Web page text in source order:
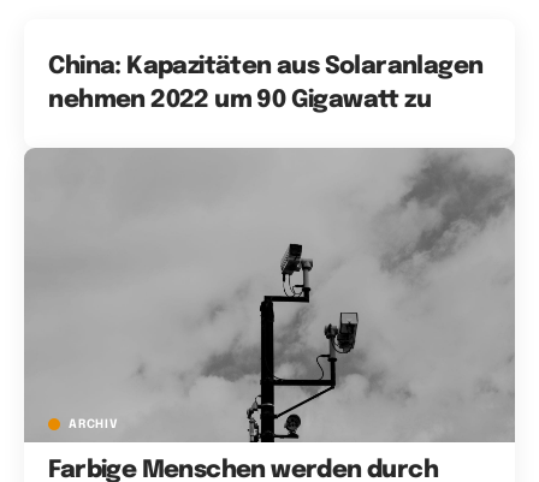
China: Kapazitäten aus Solaranlagen
nehmen 2022 um 90 Gigawatt zu
ARCHIV
Farbige Menschen werden durch